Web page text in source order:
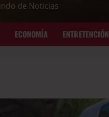
de Noticias
ECONOMÍA ENTRETENCIÓN